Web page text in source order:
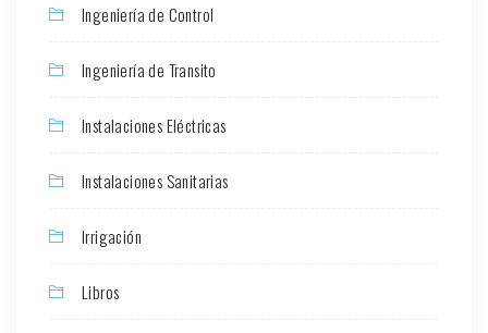
Ingeniería de Control
Ingeniería de Transito
Instalaciones Eléctricas
Instalaciones Sanitarias
Irrigación
Libros